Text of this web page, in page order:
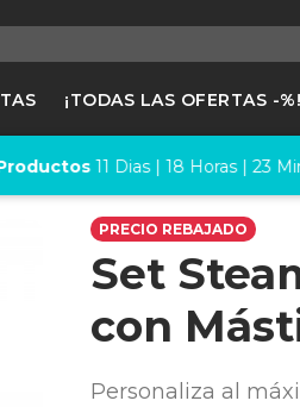
¡TODAS LAS OFERTAS -%!
11 Dias |18Horas |23
PRECIO REBAJADO
Set
con
Personaliza al
productos en tu lista de